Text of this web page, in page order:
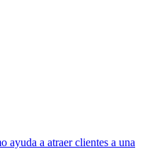
ayuda a atraer clientes a una